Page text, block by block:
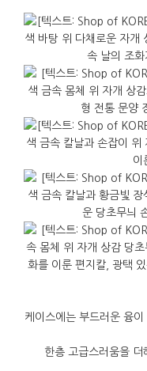
케이스에는 부드러운 융
한층 고급스러움을 더